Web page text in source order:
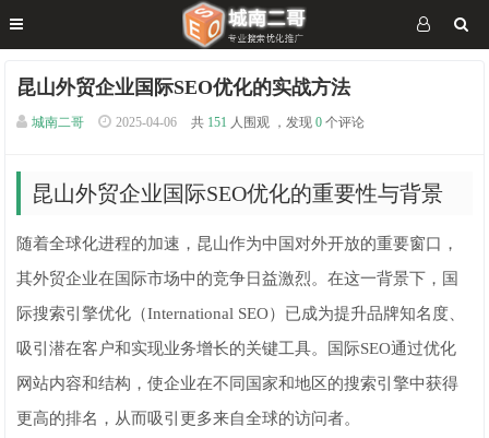
昆山外贸企业国际SEO优化的实战方法
城南二哥 2025-04-06 共 151 人围观 ，发现 0 个评论
昆山外贸企业国际SEO优化的重要性与背景
随着全球化进程的加速，昆山作为中国对外开放的重要窗口，
其外贸企业在国际市场中的竞争日益激烈。在这一背景下，国
际搜索引擎优化（International SEO）已成为提升品牌知名度、
吸引潜在客户和实现业务增长的关键工具。国际SEO通过优化
网站内容和结构，使企业在不同国家和地区的搜索引擎中获得
更高的排名，从而吸引更多来自全球的访问者。